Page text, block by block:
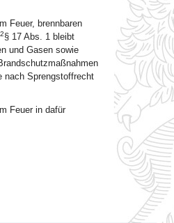
Feuer, brennbaren
2§ 17 Abs. 1 bleibt
und Gasen sowie
nach Sprengstoffrecht
Feuer in dafür